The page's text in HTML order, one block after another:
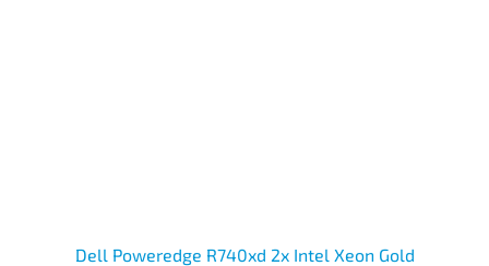
Dell Poweredge R740xd 2x Intel Xeon Gold